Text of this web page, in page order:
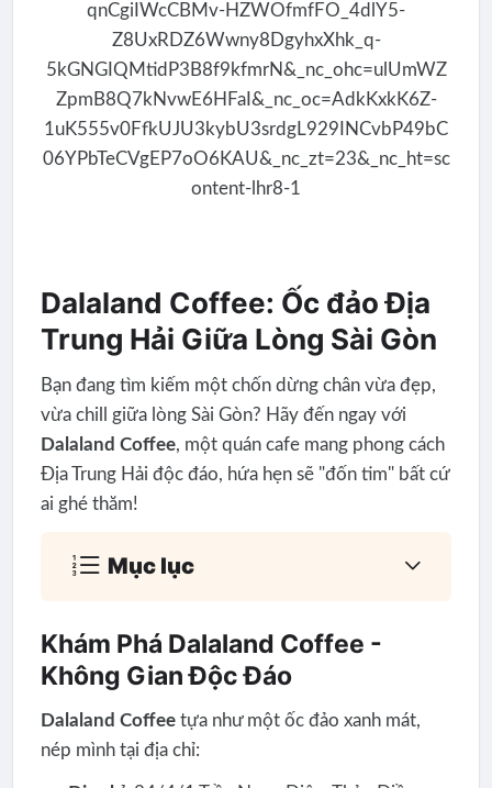
Dalaland Coffee: Ốc đảo Địa
Trung Hải Giữa Lòng Sài Gòn
Bạn đang tìm kiếm một chốn dừng chân vừa đẹp,
vừa chill giữa lòng Sài Gòn? Hãy đến ngay với
Dalaland Coffee, một quán cafe mang phong cách
Địa Trung Hải độc đáo, hứa hẹn sẽ "đốn tim" bất cứ
ai ghé thăm!
Mục lục
Khám Phá Dalaland Coffee -
Không Gian Độc Đáo
Dalaland Coffeetựa như một ốc đảo xanh mát,
nép mình tại địa chỉ: